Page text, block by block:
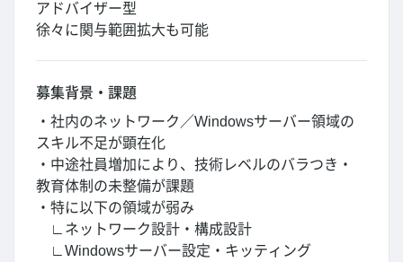
アドバイザー型
徐々に関与範囲拡大も可能
募集背景・課題
・社内のネットワーク／Windowsサーバー領域の
スキル不足が顕在化
・中途社員増加により、技術レベルのバラつき・
教育体制の未整備が課題
・特に以下の領域が弱み
∟ネットワーク設計・構成設計
∟Windowsサーバー設定・キッティング